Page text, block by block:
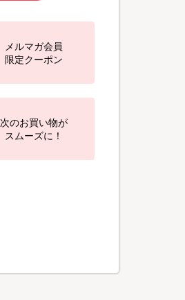
メルマガ会員
限定クーポン
次のお買い物が
スムーズに！